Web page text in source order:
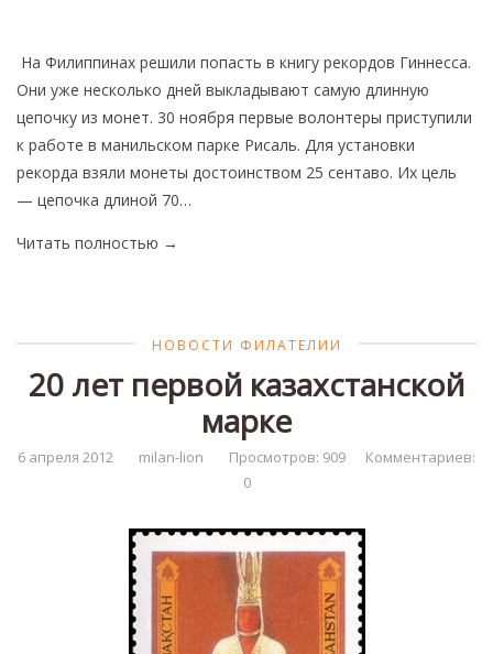
Монеты Казахстана
Монеты СССР
Каталоги монет
Лучшие монеты мира
Бонистика
Боны Казахстана
Журналы Stanley Gibbons
Коллекционеры
На Филиппинах решили попасть в книгу рекордов Гиннесса.
Они уже несколько дней выкладывают самую длинную
цепочку из монет. 30 ноября первые волонтеры приступили
к работе в манильском парке Рисаль. Для установки
рекорда взяли монеты достоинством 25 сентаво. Их цель
— цепочка длиной 70…
Читать полностью →
НОВОСТИ ФИЛАТЕЛИИ
20 лет первой казахстанской
марке
6 апреля 2012 milan-lion Просмотров: 909 Комментариев:
0